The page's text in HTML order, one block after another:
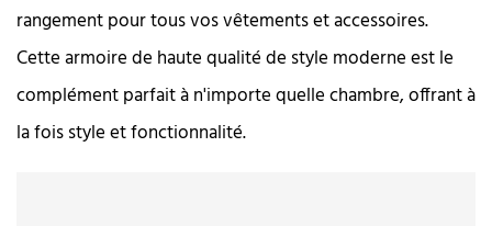
rangement pour tous vos vêtements et accessoires.
Cette armoire de haute qualité de style moderne est le
complément parfait à n'importe quelle chambre, offrant à
la fois style et fonctionnalité.